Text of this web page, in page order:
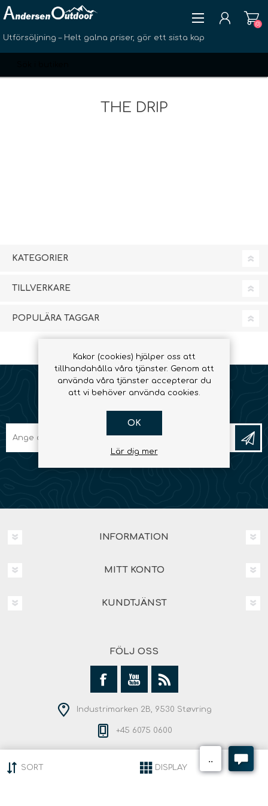
Utförsäljning – Helt galna priser, gör ett sista kap
(0)
THE DRIP
KATEGORIER
TILLVERKARE
POPULÄRA TAGGAR
INFORMATION
MITT KONTO
KUNDTJÄNST
FÖLJ OSS
Industrimarken 2B, 9530 Støvring
+45 6075 0600
Copyright © 2026 Andersen Outdoor. Alla rättigheter
SORT DISPLAY
Kakor (cookies) hjälper oss att
tillhandahålla våra tjänster. Genom att
använda våra tjänster accepterar du
att vi behöver använda cookies.
OK
Lär dig mer